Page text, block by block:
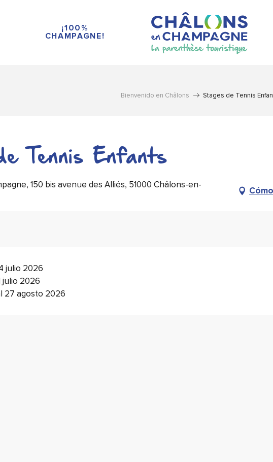
¡100%
CHAMPAGNE!
Bienvenido en Châlons Stages de Tennis
Tennis Enfants
150 bis avenue des Alliés, 51000 Châlons-en-
julio 2026
julio 2026
27 agosto 2026